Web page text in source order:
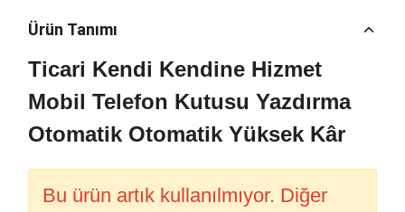
Ürün Tanımı
Ticari Kendi Kendine Hizmet
Mobil Telefon Kutusu Yazdırma
Otomatik Otomatik Yüksek Kâr
Bu ürün artık kullanılmıyor. Diğer